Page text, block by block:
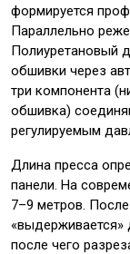
формируется
Параллельно
Полиуретановый
обшивки через
три компонента
обшивка)
регулируемым
Длина пресса
панели. На
7–9 метров.
«выдерживается»
после чего